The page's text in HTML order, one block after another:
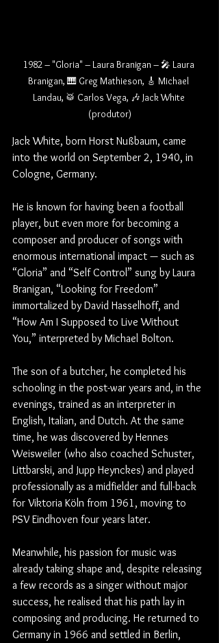
1982 – "Gloria" – Laura Branigan – 🎤 Laura
Branigan, 🎹 Greg Mathieson, 🎸 Michael
Landau, 🥁 Carlos Vega, 🎶 Jack White
(produtor)
Jack White, born Horst Nußbaum, came
into the world on September 2, 1940, in
Cologne, Germany.
He is known for having been a football
player, but even more for becoming a
composer and producer of songs with
enormous international impact — such as
“Gloria” and “Self Control” sung by Laura
Branigan, “Looking for Freedom”
immortalized by David Hasselhoff, and
“How Am I Supposed to Live Without
You,” interpreted by Michael Bolton.
The son of a butcher, he completed his
schooling in the post-war years and, in the
evenings, trained as an interpreter in
English, Italian, and Dutch. At the same
time, he was discovered by Hennes
Weisweiler (who also coached Schuster,
Littbarski, and Jupp Heynckes) and played
professionally as a midfielder and full-back
for Viktoria Köln from 1961, moving to
PSV Eindhoven four years later.
Meanwhile, his passion for music was
already taking shape and, despite releasing
a few records as a singer without major
success, he realised that his path lay in
composing and producing. He returned to
Germany in 1966 and settled in Berlin,